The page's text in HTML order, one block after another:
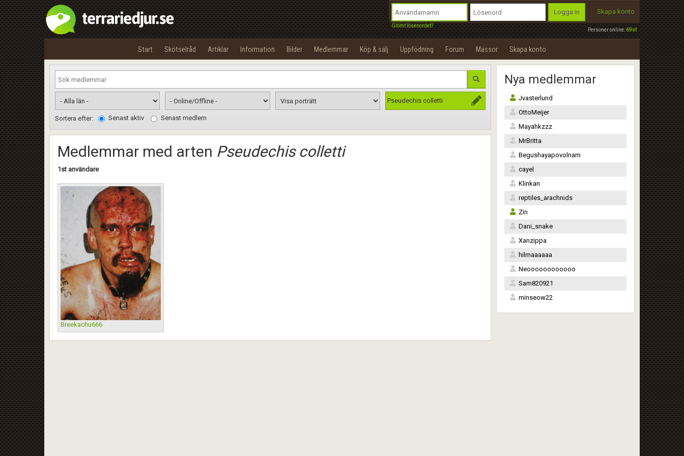
Personer online:69st
Logga in
Glömt lösenordet?
Skapa konto
Start Skötselråd Artiklar Information Bilder Medlemmar Köp & sälj Uppfödning Forum Mässor Skapa konto
Pseudechis colletti
Sortera efter: Senast aktiv Senast medlem
Medlemmar med arten Pseudechis colletti
1st användare
Breekachu666
Nya medlemmar
Jvasterlund
OttoMeijer
Mayahkzzz
MrBritta
Begushayapovolnam
cayel
Klinkan
reptiles_arachnids
Zin
Dani_snake
Xanzippa
hilmaaaaaa
Neoooooooooooo
Sam820921
minseow22
Utför
100%
OK
integritetspolicy
Namn:
Epost:
Användarnamn:
Lösenord:
Terms of Service
Skapa konto
Begär nytt lösenord
Tillbaka till förstasidan